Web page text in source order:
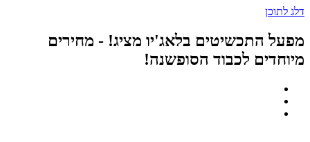
דלג לתוכן
מפעל התכשיטים בלאג'יו מציג! - מחירים
מיוחדים לכבוד הסופשנה!